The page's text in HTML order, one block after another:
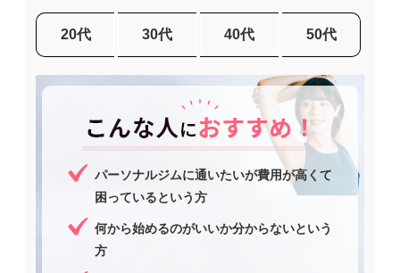
20代 30代 40代 50代
パーソナルジムに通いたいが費用が高くて
困っているという方
何から始めるのがいいか分からないという
方